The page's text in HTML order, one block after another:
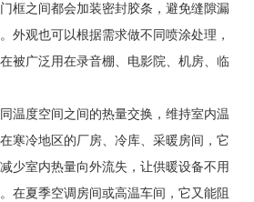
框之间都会加装密封胶条，避免缝隙漏
外观也可以根据需求做不同喷涂处理，
被广泛用在录音棚、电影院、机房、临
温度空间之间的热量交换，维持室内温
寒冷地区的厂房、冷库、采暖房间，它
少室内热量向外流失，让供暖设备不用
在夏季空调房间或高温车间，它又能阻